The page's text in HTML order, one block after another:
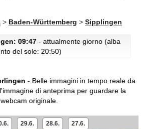
> Baden-Württemberg > Sipplingen
09:47 - attualmente giorno (alba
del sole: 20:50)
- Belle immagini in tempo reale da
di anteprima per guardare la
webcam originale.
29.6. 28.6. 27.6.